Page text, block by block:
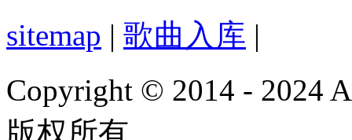
sitemap | 歌曲入库 |
Copyright © 2014 - 2024
版权所有